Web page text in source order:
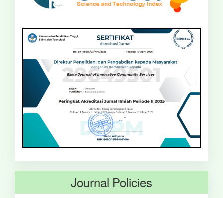
Journal Policies